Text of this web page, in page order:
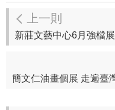
上一則